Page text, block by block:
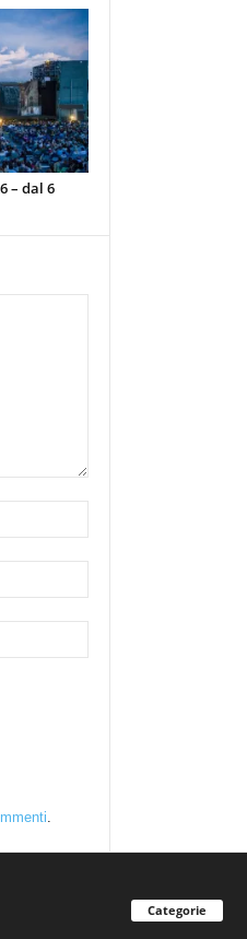
– dal 6
.
Categorie